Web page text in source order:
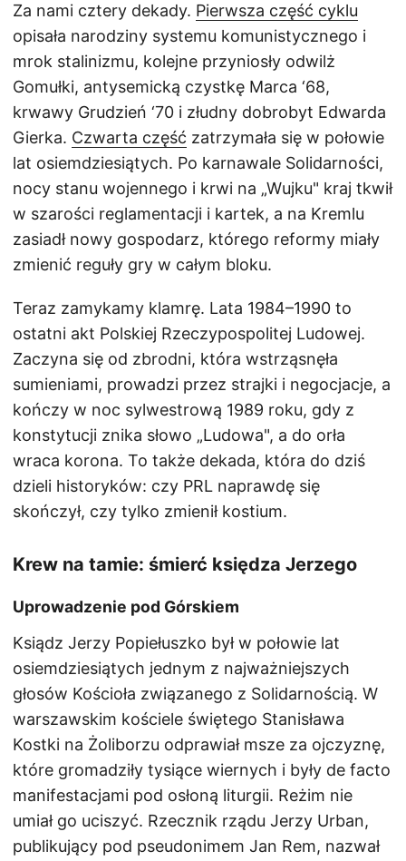
Za nami cztery dekady. Pierwsza część cyklu
opisała narodziny systemu komunistycznego i
mrok stalinizmu, kolejne przyniosły odwilż
Gomułki, antysemicką czystkę Marca ‘68,
krwawy Grudzień ‘70 i złudny dobrobyt Edwarda
Gierka. Czwarta część zatrzymała się w połowie
lat osiemdziesiątych. Po karnawale Solidarności,
nocy stanu wojennego i krwi na „Wujku" kraj tkwił
w szarości reglamentacji i kartek, a na Kremlu
zasiadł nowy gospodarz, którego reformy miały
zmienić reguły gry w całym bloku.
Teraz zamykamy klamrę. Lata 1984–1990 to
ostatni akt Polskiej Rzeczypospolitej Ludowej.
Zaczyna się od zbrodni, która wstrząsnęła
sumieniami, prowadzi przez strajki i negocjacje, a
kończy w noc sylwestrową 1989 roku, gdy z
konstytucji znika słowo „Ludowa", a do orła
wraca korona. To także dekada, która do dziś
dzieli historyków: czy PRL naprawdę się
skończył, czy tylko zmienił kostium.
Krew na tamie: śmierć księdza Jerzego
Uprowadzenie pod Górskiem
Ksiądz Jerzy Popiełuszko był w połowie lat
osiemdziesiątych jednym z najważniejszych
głosów Kościoła związanego z Solidarnością. W
warszawskim kościele świętego Stanisława
Kostki na Żoliborzu odprawiał msze za ojczyznę,
które gromadziły tysiące wiernych i były de facto
manifestacjami pod osłoną liturgii. Reżim nie
umiał go uciszyć. Rzecznik rządu Jerzy Urban,
publikujący pod pseudonimem Jan Rem, nazwał